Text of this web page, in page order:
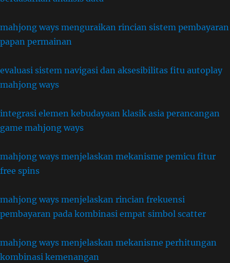
mahjong ways menguraikan rincian sistem pembayaran
papan permainan
evaluasi sistem navigasi dan aksesibilitas fitu autoplay
mahjong ways
integrasi elemen kebudayaan klasik asia perancangan
game mahjong ways
mahjong ways menjelaskan mekanisme pemicu fitur
free spins
mahjong ways menjelaskan rincian frekuensi
pembayaran pada kombinasi empat simbol scatter
mahjong ways menjelaskan mekanisme perhitungan
kombinasi kemenangan